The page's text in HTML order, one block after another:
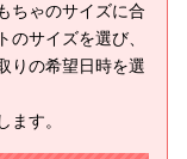
ちゃのサイズに合
のサイズを選び、
りの希望日時を選
ます。